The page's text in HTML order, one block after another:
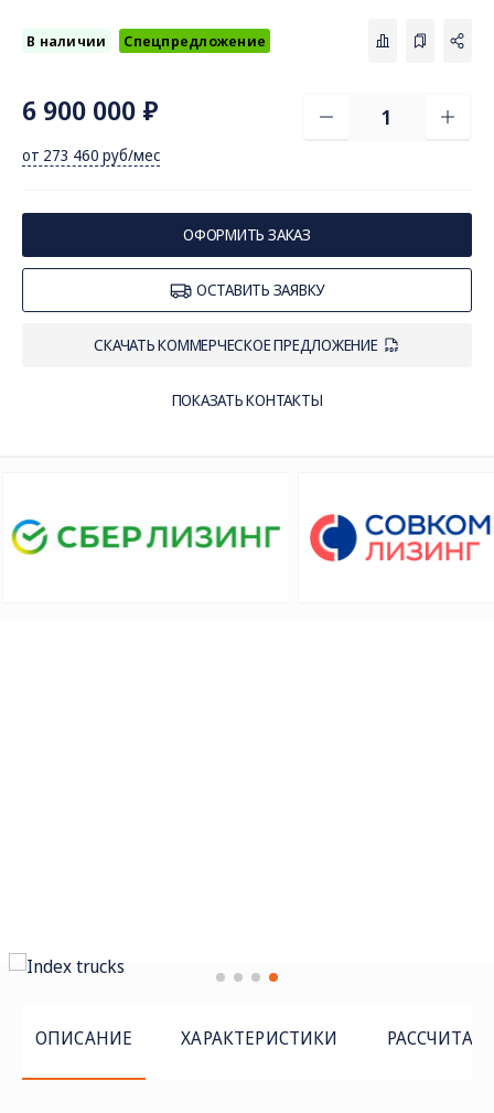
8 (800) 775-82-84
Звонок бесплатный
В наличии Спецпредложение
6 900 000 ₽
от 273 460 руб/мес
ОФОРМИТЬ ЗАКАЗ
ОСТАВИТЬ ЗАЯВКУ
СКАЧАТЬ КОММЕРЧЕСКОЕ ПРЕДЛОЖЕНИЕ
ПОКАЗАТЬ КОНТАКТЫ
ОПИСАНИЕ ХАРАКТЕРИСТИКИ